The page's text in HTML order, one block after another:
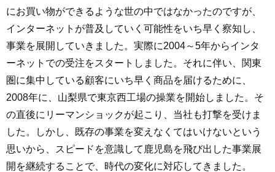
にお買い物ができるような世の中ではなかったのですが、
インターネットが普及していく可能性をいち早く察知し、
事業を展開していきました。実際に2004～5年からインタ
ーネットでの受注をスタートしました。それに伴い、関東
圏に集中している顧客にいち早く商品を届けるために、
2008年に、山梨県で東京西工場の操業を開始しました。そ
の直後にリーマンショックが起こり、当社も打撃を受けま
した。しかし、既存の事業を変えなくてはいけないという
思いから、スピードを意識して鹿児島を飛び出した事業展
開を継続することで、時代の変化に対応してきました。